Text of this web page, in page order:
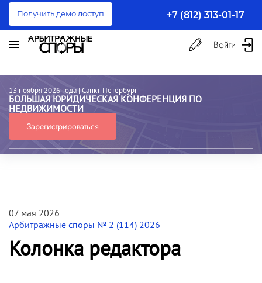
Получить демо доступ +7 (812) 313-01-17
Войти
13 ноября 2026 года | Санкт-Петербург
БОЛЬШАЯ ЮРИДИЧЕСКАЯ КОНФЕРЕНЦИЯ ПО
НЕДВИЖИМОСТИ
Зарегистрироваться
07 мая 2026
Арбитражные споры № 2 (114) 2026
Колонка редактора